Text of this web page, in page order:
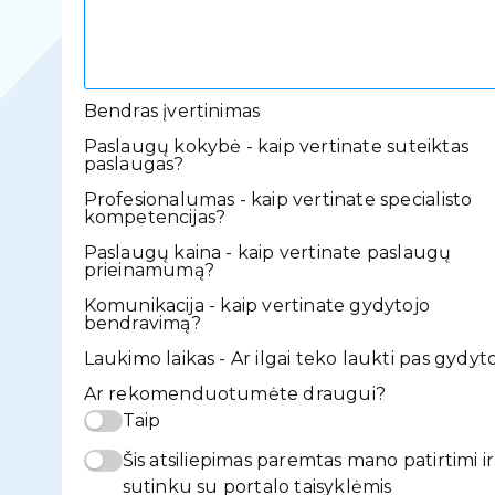
Bendras įvertinimas
Paslaugų kokybė - kaip vertinate suteiktas
paslaugas?
Profesionalumas - kaip vertinate specialisto
kompetencijas?
Paslaugų kaina - kaip vertinate paslaugų
prieinamumą?
Komunikacija - kaip vertinate gydytojo
bendravimą?
Laukimo laikas - Ar ilgai teko laukti pas
Ar rekomenduotumėte draugui?
Taip
Šis atsiliepimas paremtas mano patirtimi ir
sutinku su portalo taisyklėmis